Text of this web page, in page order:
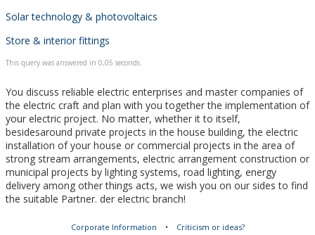
Solar technology & photovoltaics
Store & interior fittings
This query was answered in 0,05 seconds.
You discuss reliable electric enterprises and master companies of
the electric craft and plan with you together the implementation of
your electric project. No matter, whether it to itself,
besidesaround private projects in the house building, the electric
installation of your house or commercial projects in the area of
strong stream arrangements, electric arrangement construction or
municipal projects by lighting systems, road lighting, energy
delivery among other things acts, we wish you on our sides to find
the suitable Partner. der electric branch!
Corporate Information • Criticism or ideas?